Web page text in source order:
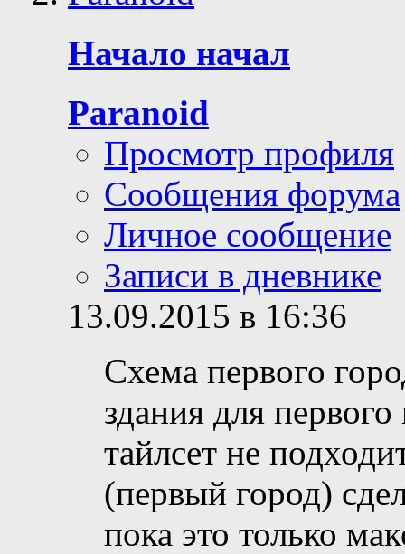
Начало начал
Paranoid
Просмотр профиля
Сообщения форума
Личное сообщение
Записи в дневнике
13.09.2015 в 16:36
Схема первого
здания для
тайлсет не
(первый город)
пока это только